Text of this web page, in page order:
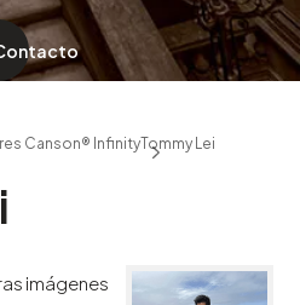
Canson® InfinityTommy Lei
imágenes